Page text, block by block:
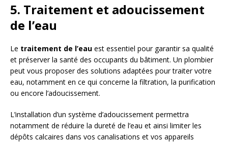
5. Traitement et adoucissement
de l’eau
Le traitement de l’eau est essentiel pour garantir sa qualité
et préserver la santé des occupants du bâtiment. Un plombier
peut vous proposer des solutions adaptées pour traiter votre
eau, notamment en ce qui concerne la filtration, la purification
ou encore l’adoucissement.
L’installation d’un système d’adoucissement permettra
notamment de réduire la dureté de l’eau et ainsi limiter les
dépôts calcaires dans vos canalisations et vos appareils